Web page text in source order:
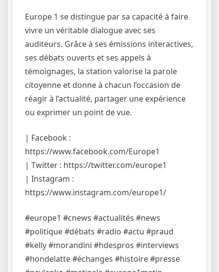
Europe 1 se distingue par sa capacité à faire
vivre un véritable dialogue avec ses
auditeurs. Grâce à ses émissions interactives,
ses débats ouverts et ses appels à
témoignages, la station valorise la parole
citoyenne et donne à chacun l’occasion de
réagir à l’actualité, partager une expérience
ou exprimer un point de vue.
| Facebook :
https://www.facebook.com/Europe1
| Twitter : https://twitter.com/europe1
| Instagram :
https://www.instagram.com/europe1/
#europe1 #cnews #actualités #news
#politique #débats #radio #actu #praud
#kelly #morandini #hdespros #interviews
#hondelatte #échanges #histoire #presse